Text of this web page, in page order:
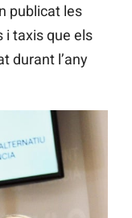
publicat les
i taxis que els
durant l’any